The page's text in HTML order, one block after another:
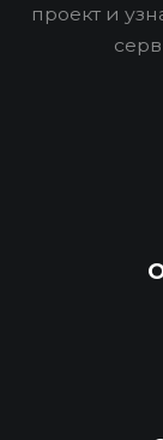
проект и